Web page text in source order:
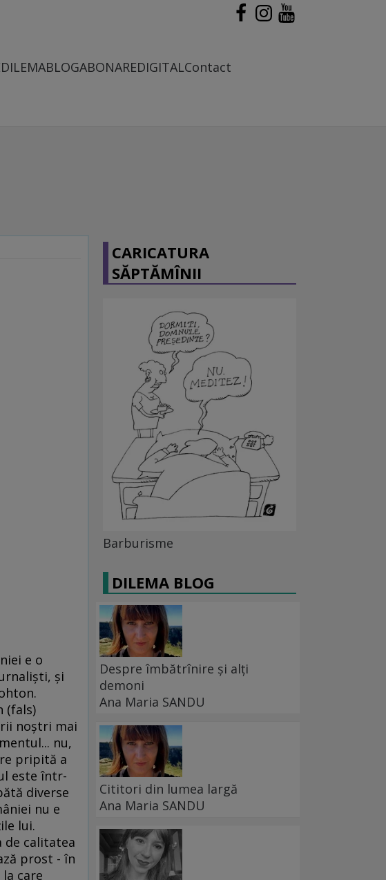
DILEMABLOGABONAREDIGITALContact
e o
şi
(fals)
noştri mai
nu,
pripită a
este într-
diverse
nu e
lui.
de calitatea
prost - în
care
CARICATURA
SĂPTĂMÎNII
Barburisme
DILEMA BLOG
Despre îmbătrînire și alți
demoni
Ana Maria SANDU
Cititori din lumea largă
Ana Maria SANDU